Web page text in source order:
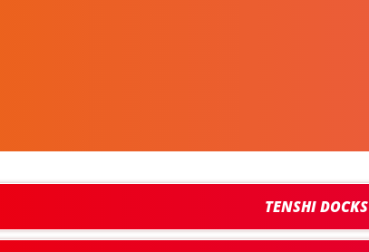
TENSHI DOCKS